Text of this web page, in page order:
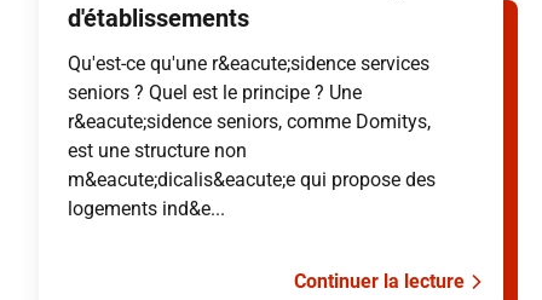
d'établissements
Qu'est-ce qu'une r&eacute;sidence services
seniors ? Quel est le principe ? Une
r&eacute;sidence seniors, comme Domitys,
est une structure non
m&eacute;dicalis&eacute;e qui propose des
logements ind&e...
Continuer la lecture